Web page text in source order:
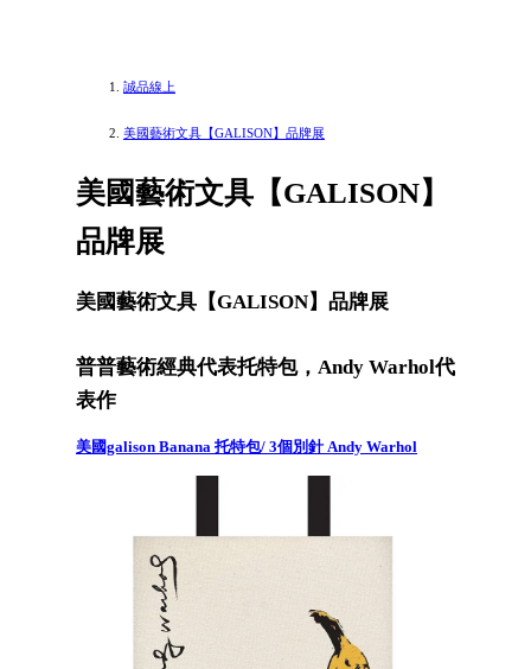
誠品線上
美國藝術文具【GALISON】品牌展
美國藝術文具【GALISON】
品牌展
美國藝術文具【GALISON】品牌展
普普藝術經典代表托特包，Andy Warhol代
表作
美國galison Banana 托特包/ 3個別針 Andy Warhol